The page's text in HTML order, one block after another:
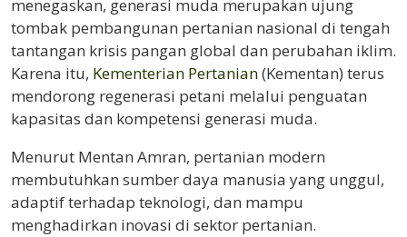
menegaskan, generasi muda merupakan ujung
tombak pembangunan pertanian nasional di tengah
tantangan krisis pangan global dan perubahan iklim.
Karena itu, Kementerian Pertanian(Kementan) terus
mendorong regenerasi petani melalui penguatan
kapasitas dan kompetensi generasi muda.
Menurut Mentan Amran, pertanian modern
membutuhkan sumber daya manusia yang unggul,
adaptif terhadap teknologi, dan mampu
menghadirkan inovasi di sektor pertanian.